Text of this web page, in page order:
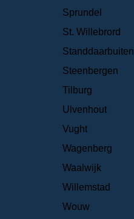
Sprundel
St. Willebrord
Standdaarbuiten
Steenbergen
Tilburg
Ulvenhout
Vught
Wagenberg
Waalwijk
Willemstad
Wouw